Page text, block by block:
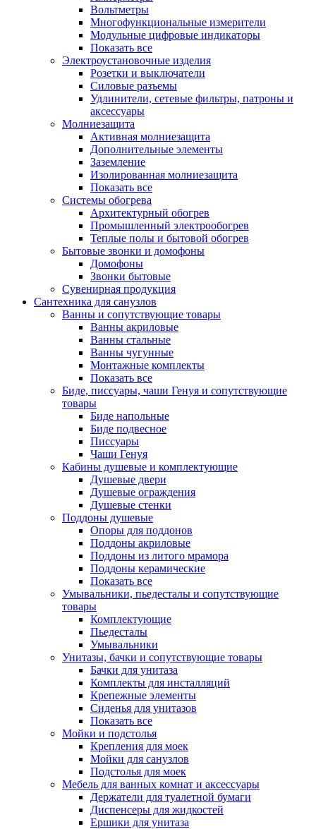
Вольтметры
Многофункциональные измерители
Модульные цифровые индикаторы
Показать все
Электроустановочные изделия
Розетки и выключатели
Силовые разъемы
Удлинители, сетевые фильтры, патроны и
аксессуары
Молниезащита
Активная молниезащита
Дополнительные элементы
Заземление
Изолированная молниезащита
Показать все
Системы обогрева
Архитектурный обогрев
Промышленный электрообогрев
Теплые полы и бытовой обогрев
Бытовые звонки и домофоны
Домофоны
Звонки бытовые
Сувенирная продукция
Сантехника для санузлов
Ванны и сопутствующие товары
Ванны акриловые
Ванны стальные
Ванны чугунные
Монтажные комплекты
Показать все
Биде, писсуары, чаши Генуя и сопутствующие
товары
Биде напольные
Биде подвесное
Писсуары
Чаши Генуя
Кабины душевые и комплектующие
Душевые двери
Душевые ограждения
Душевые стенки
Поддоны душевые
Опоры для поддонов
Поддоны акриловые
Поддоны из литого мрамора
Поддоны керамические
Показать все
Умывальники, пьедесталы и сопутствующие
товары
Комплектующие
Пьедесталы
Умывальники
Унитазы, бачки и сопутствующие товары
Бачки для унитаза
Комплекты для инсталляций
Крепежные элементы
Сиденья для унитазов
Показать все
Мойки и подстолья
Крепления для моек
Мойки для санузлов
Подстолья для моек
Мебель для ванных комнат и аксессуары
Держатели для туалетной бумаги
Диспенсеры для жидкостей
Ершики для унитаза